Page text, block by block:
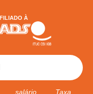
FILIADO À
salário
Taxa